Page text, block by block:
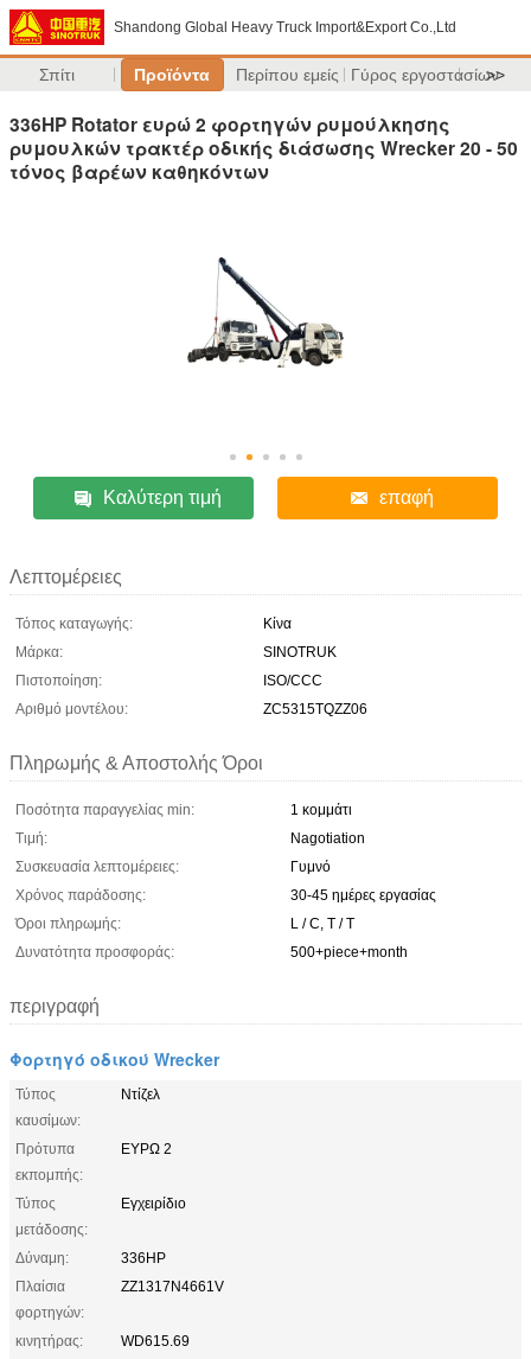
Shandong Global Heavy Truck Import&Export Co.,Ltd
Σπίτι Προϊόντα Περίπου εμείς Γύρος εργοστασίων
>>
336HP Rotator ευρώ 2 φορτηγών ρυμούλκησης
ρυμουλκών τρακτέρ οδικής διάσωσης Wrecker 20 - 50
τόνος βαρέων καθηκόντων
Καλύτερη τιμή επαφή
Λεπτομέρειες
Τόπος καταγωγής:
Κίνα
Μάρκα:
SINOTRUK
Πιστοποίηση:
ISO/CCC
Αριθμό μοντέλου:
ZC5315TQZZ06
Πληρωμής & Αποστολής Όροι
Ποσότητα παραγγελίας min:
1 κομμάτι
Τιμή:
Nagotiation
Συσκευασία λεπτομέρειες:
Γυμνό
Χρόνος παράδοσης:
30-45 ημέρες εργασίας
Όροι πληρωμής:
L / C, T / T
Δυνατότητα προσφοράς:
500+piece+month
περιγραφή
Φορτηγό οδικού Wrecker
Τύπος
καυσίμων:
Ντίζελ
Πρότυπα
εκπομπής:
ΕΥΡΩ 2
Τύπος
μετάδοσης:
Εγχειρίδιο
Δύναμη:
336HP
Πλαίσια
φορτηγών:
ZZ1317N4661V
κινητήρας:
WD615.69